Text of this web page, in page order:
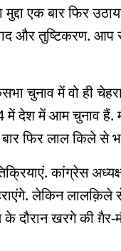
एक बार फिर
और तुष्टिकरण.
चुनाव में वो ही
में देश में आम चुनाव हैं.
फिर लाल किले से
कांग्रेस
लेकिन
खरगे की ग़ैर-